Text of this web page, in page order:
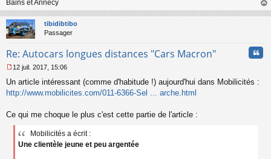
Bains et Annecy
au
tibidibtibo
Passager
Re: Autocars longues distances "Cars Macron"
e
s
g
12 juil. 2017, 15:06
Un article intéressant (comme d'habitude !) aujourd'hui dans Mobilicités :
http://www.mobilicites.com/011-6366-Sel ... arche.html
Ce qui me choque le plus c'est cette partie de l'article :
Mobilicités a écrit :
Une clientèle jeune et peu argentée